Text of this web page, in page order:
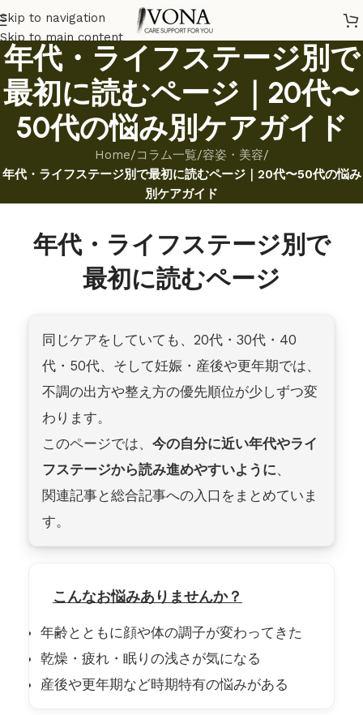
Skip to navigation
Skip to main content
年代・ライフステージ別で
最初に読むページ｜20代〜
50代の悩み別ケアガイド
Home/コラム一覧/容姿・美容/
年代・ライフステージ別で最初に読むページ｜20代〜50代の悩み
別ケアガイド
年代・ライフステージ別で
最初に読むページ
同じケアをしていても、20代・30代・40
代・50代、そして妊娠・産後や更年期では、
不調の出方や整え方の優先順位が少しずつ変
わります。
このページでは、 今の自分に近い年代やライ
フステージから読み進めやすいように、
関連記事と総合記事への入口をまとめていま
す。
こんなお悩みありませんか？
年齢とともに顔や体の調子が変わってきた
乾燥・疲れ・眠りの浅さが気になる
産後や更年期など時期特有の悩みがある